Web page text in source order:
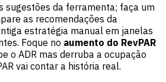
sugestões da ferramenta; faça um
as recomendações da
estratégia manual em janelas
Foque no aumento do RevPAR
o ADR mas derruba a ocupação
vai contar a história real.